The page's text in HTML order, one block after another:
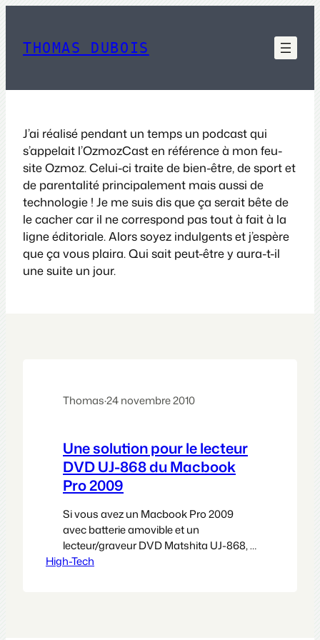
contenu
THOMAS DUBOIS
J’ai réalisé pendant un temps un podcast qui
s’appelait l’OzmozCast en référence à mon feu-
site Ozmoz. Celui-ci traite de bien-être, de sport et
de parentalité principalement mais aussi de
technologie ! Je me suis dis que ça serait bête de
le cacher car il ne correspond pas tout à fait à la
ligne éditoriale. Alors soyez indulgents et j’espère
que ça vous plaira. Qui sait peut-être y aura-t-il
une suite un jour.
Thomas·24 novembre 2010
Une solution pour le lecteur
DVD UJ-868 du Macbook
Pro 2009
Si vous avez un Macbook Pro 2009
avec batterie amovible et un
lecteur/graveur DVD Matshita UJ-868, il
n’est pas très difficile d’imaginer que
High-Tech